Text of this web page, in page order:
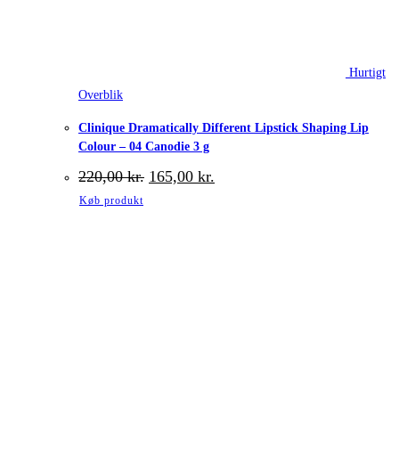
Hurtigt
Overblik
Clinique Dramatically Different Lipstick Shaping Lip
Colour – 04 Canodie 3 g
220,00kr. Den
oprindelige
165,00 kr.
aktuelle
Køb produkt